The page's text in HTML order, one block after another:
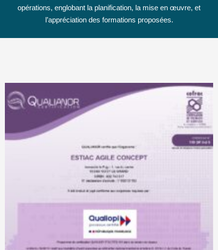
opérations, englobant la planification, la mise en œuvre, et
l’appréciation des formations proposées.